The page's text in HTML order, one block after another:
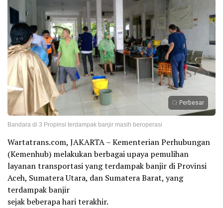
Perbesar
Bandara di 3 Propinsi terdampak banjir masih beroperasi
Wartatrans.com, JAKARTA – Kementerian Perhubungan
(Kemenhub) melakukan berbagai upaya pemulihan
layanan transportasi yang terdampak banjir di Provinsi
Aceh, Sumatera Utara, dan Sumatera Barat, yang
terdampak banjir
sejak beberapa hari terakhir.